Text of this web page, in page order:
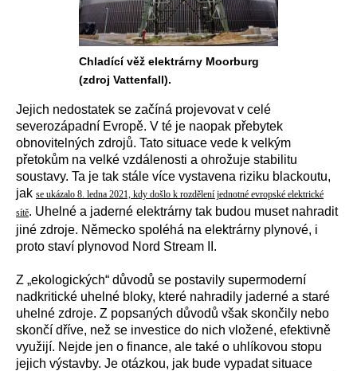
Chladící věž elektrárny Moorburg
(zdroj Vattenfall).
Jejich nedostatek se začíná projevovat v celé
severozápadní Evropě. V té je naopak přebytek
obnovitelných zdrojů. Tato situace vede k velkým
přetokům na velké vzdálenosti a ohrožuje stabilitu
soustavy. Ta je tak stále více vystavena riziku blackoutu,
jak se ukázalo 8. ledna 2021, kdy došlo k rozdělení jednotné evropské elektrické
sítě. Uhelné a jaderné elektrárny tak budou muset nahradit
jiné zdroje. Německo spoléhá na elektrárny plynové, i
proto staví plynovod Nord Stream II.
Z „ekologických“ důvodů se postavily supermoderní
nadkritické uhelné bloky, které nahradily jaderné a staré
uhelné zdroje. Z popsaných důvodů však skončily nebo
skončí dříve, než se investice do nich vložené, efektivně
využijí. Nejde jen o finance, ale také o uhlíkovou stopu
jejich výstavby. Je otázkou, jak bude vypadat situace